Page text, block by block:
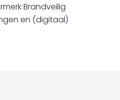
Brandveilig
en (digitaal)